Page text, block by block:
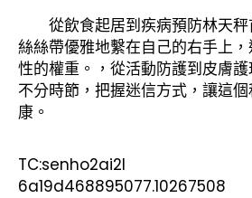
從飲食起居到疾病預防林天
絲絲帶優雅地繫在自己的右手上
性的權重。，從活動防護到皮膚
不分時節，把握迷信方式，讓這
康。
TC:senho2ai2l
6a19d468895077.10267508